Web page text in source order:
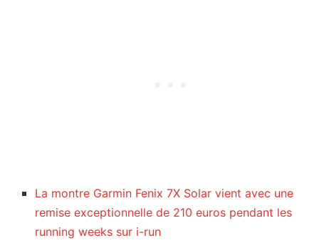
La montre Garmin Fenix 7X Solar vient avec une
remise exceptionnelle de 210 euros pendant les
running weeks sur i-run